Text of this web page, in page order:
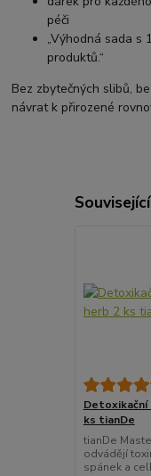
péči
„Výhodná sada s
produktů.“
Bez zbytečných slibů,
návrat k přirozené
Detoxikační
ks tianDe
tianDe
odvádějí
spánek a